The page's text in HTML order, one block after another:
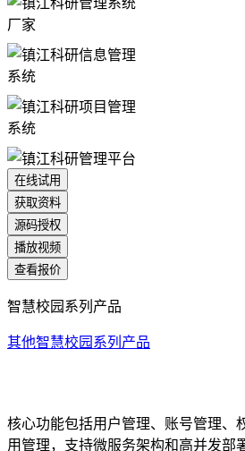
在线试用
获取资料
源码授权
播放视频
查看报价
智慧校园系列产品
其他智慧校园系列产品
核心功能包括用户管理、账号管理、
用管理，支持微服务架构和高并发部